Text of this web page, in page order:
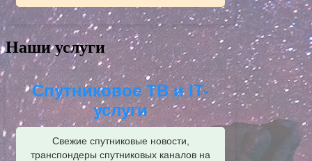
Наши услуги
Спутниковое ТВ и IT-
услуги
Свежие спутниковые новости,
транспондеры спутниковых каналов на